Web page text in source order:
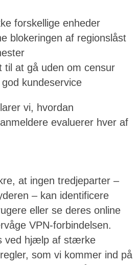
forskellige enheder
blokeringen af regionslåst
til at gå uden om censur
kundeservice
vi, hvordan
evaluerer hver af
at ingen tredjeparter –
– kan identificere
eller se deres online
VPN-forbindelsen.
ved hjælp af stærke
som vi kommer ind på